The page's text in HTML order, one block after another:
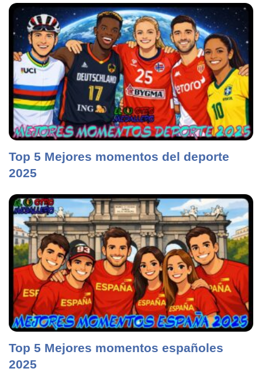
Top 5 Mejores momentos del deporte
2025
Top 5 Mejores momentos españoles
2025